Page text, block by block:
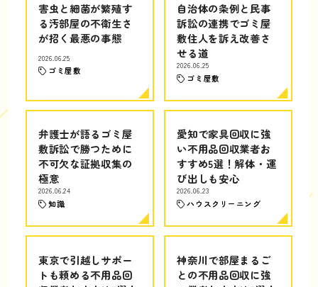
害虫と細菌が繁殖す
る汚部屋の不衛生さ
が招く最悪の事態
2026.06.25
ゴミ屋敷
自治体の条例と民事
訴訟の連携でゴミ屋
敷住人を訴え改善さ
せる道
2026.06.25
ゴミ屋敷
弁護士が語るゴミ屋
敷訴訟で勝つために
不可欠な証拠収集の
極意
2026.06.24
知識
愛知で家具回収に強
い不用品回収業者お
すすめ5選！解体・運
び出しも安心
2026.06.23
ハウスクリーニング
東京で引越しサポー
トも頼める不用品回
神奈川で部屋まるご
との不用品回収に強